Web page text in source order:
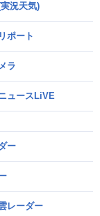
況天気)
ポート
ラ
ュースLiVE
ー
レーダー